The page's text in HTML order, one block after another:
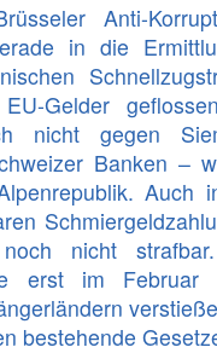
Anti-
in die
Gelder
nicht gegen
Banken –
Auch
nicht
erst im Februar
bestehende